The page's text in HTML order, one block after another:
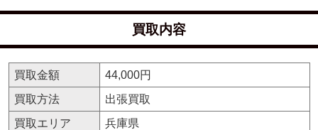
買取内容
買取金額
44,000円
買取方法
出張買取
買取エリア
兵庫県